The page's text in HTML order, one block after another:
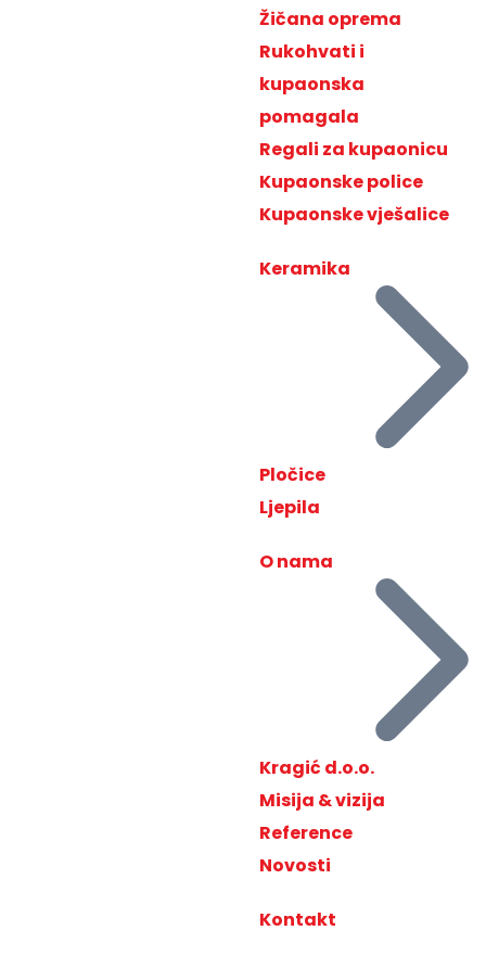
Žičana oprema
Rukohvati i
kupaonska
pomagala
Regali za kupaonicu
Kupaonske police
Kupaonske vješalice
Keramika
Pločice
Ljepila
O nama
Kragić d.o.o.
Misija & vizija
Reference
Novosti
Kontakt